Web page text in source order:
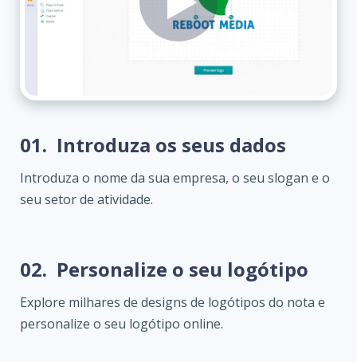
01. Introduza os seus dados
Introduza o nome da sua empresa, o seu slogan e o
seu setor de atividade.
02. Personalize o seu logótipo
Explore milhares de designs de logótipos do nota e
personalize o seu logótipo online.